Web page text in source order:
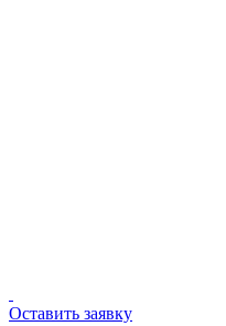
Оставить заявку